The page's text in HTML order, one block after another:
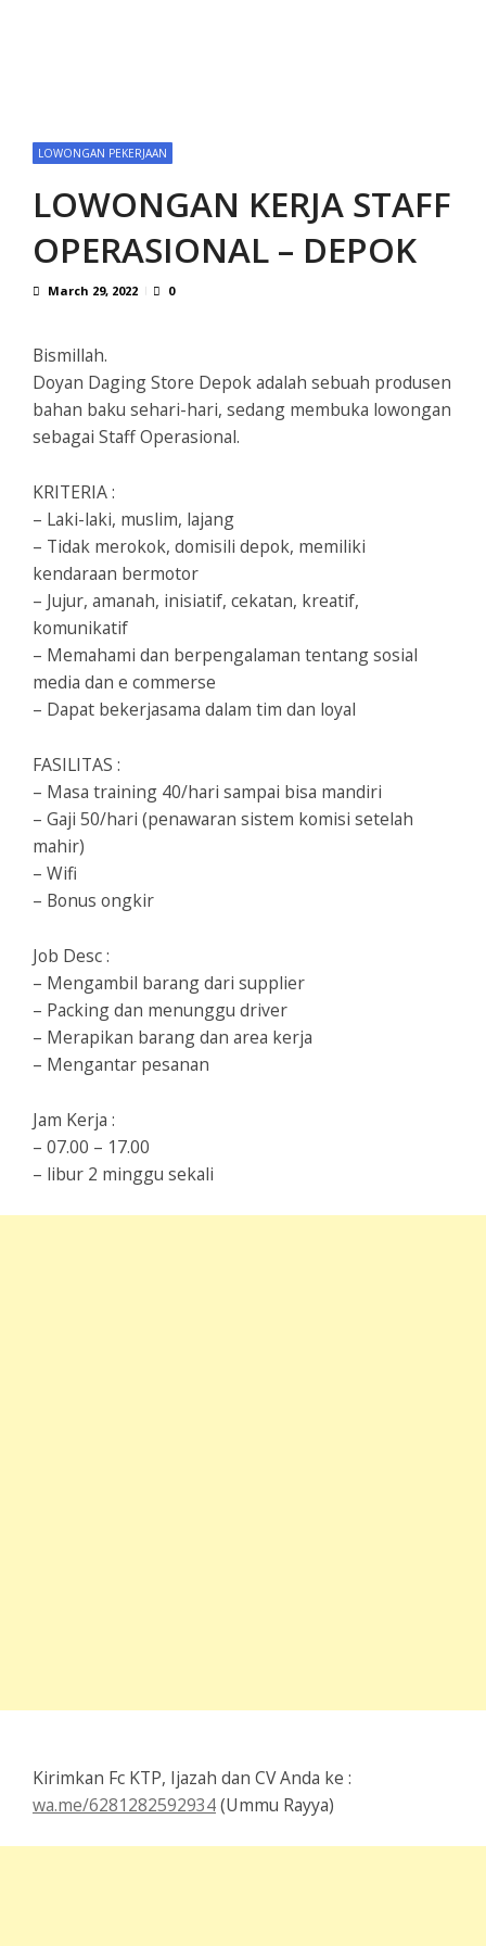
LOWONGAN PEKERJAAN
LOWONGAN KERJA STAFF
OPERASIONAL – DEPOK
March 29, 2022 0
Bismillah.
Doyan Daging Store Depok adalah sebuah produsen
bahan baku sehari-hari, sedang membuka lowongan
sebagai Staff Operasional.
KRITERIA :
– Laki-laki, muslim, lajang
– Tidak merokok, domisili depok, memiliki
kendaraan bermotor
– Jujur, amanah, inisiatif, cekatan, kreatif,
komunikatif
– Memahami dan berpengalaman tentang sosial
media dan e commerse
– Dapat bekerjasama dalam tim dan loyal
FASILITAS :
– Masa training 40/hari sampai bisa mandiri
– Gaji 50/hari (penawaran sistem komisi setelah
mahir)
– Wifi
– Bonus ongkir
Job Desc :
– Mengambil barang dari supplier
– Packing dan menunggu driver
– Merapikan barang dan area kerja
– Mengantar pesanan
Jam Kerja :
– 07.00 – 17.00
– libur 2 minggu sekali
Kirimkan Fc KTP, Ijazah dan CV Anda ke :
wa.me/6281282592934(Ummu Rayya)